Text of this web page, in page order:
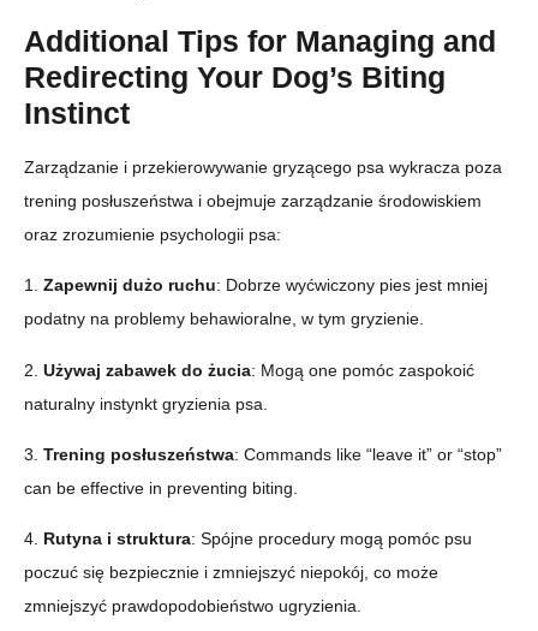
Additional Tips for Managing and
Redirecting Your Dog’s Biting
Instinct
Zarządzanie i przekierowywanie gryzącego psa wykracza poza
trening posłuszeństwa i obejmuje zarządzanie środowiskiem
oraz zrozumienie psychologii psa:
1. Zapewnij dużo ruchu: Dobrze wyćwiczony pies jest mniej
podatny na problemy behawioralne, w tym gryzienie.
2. Używaj zabawek do żucia: Mogą one pomóc zaspokoić
naturalny instynkt gryzienia psa.
3. Trening posłuszeństwa: Commands like “leave it” or “stop”
can be effective in preventing biting.
4. Rutyna i struktura: Spójne procedury mogą pomóc psu
poczuć się bezpiecznie i zmniejszyć niepokój, co może
zmniejszyć prawdopodobieństwo ugryzienia.